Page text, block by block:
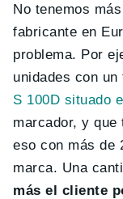
No tenemos
fabricante en
problema. Por
unidades con
S 100D situado
marcador, y que
eso con más de
marca. Una
más el cliente